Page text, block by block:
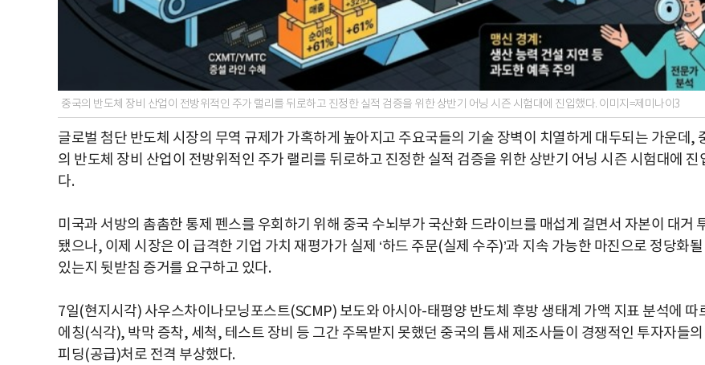
중국의 반도체 장비 산업이 전방위적인 주가 랠리를 뒤로하고 진정한 실적 검증을 위한 상반기 어닝 시즌 시험대에 진입했다. 이미지=제미나이3
글로벌 첨단 반도체 시장의 무역 규제가 가혹하게 높아지고 주요국들의 기술 장벽이 치열하게 대두되는 가운데,
의 반도체 장비 산업이 전방위적인 주가 랠리를 뒤로하고 진정한 실적 검증을 위한 상반기 어닝 시즌 시험대에 진
다.
미국과 서방의 촘촘한 통제 펜스를 우회하기 위해 중국 수뇌부가 국산화 드라이브를 매섭게 걸면서 자본이 대거
됐으나, 이제 시장은 이 급격한 기업 가치 재평가가 실제 ‘하드 주문(실제 수주)’과 지속 가능한 마진으로 정당화
있는지 뒷받침 증거를 요구하고 있다.
7일(현지시각) 사우스차이나모닝포스트(SCMP) 보도와 아시아-태평양 반도체 후방 생태계 가액 지표 분석에 따
에칭(식각), 박막 증착, 세척, 테스트 장비 등 그간 주목받지 못했던 중국의 틈새 제조사들이 경쟁적인 투자자들
피딩(공급)처로 전격 부상했다.